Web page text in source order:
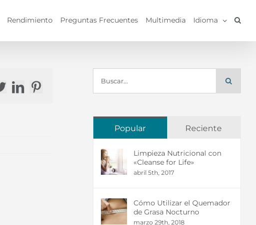
Rendimiento Preguntas Frecuentes Multimedia Idioma
LinkedIn
Pinterest
Popular Reciente
Limpieza Nutricional con
«Cleanse for Life»
abril 5th, 2017
Cómo Utilizar el Quemador
de Grasa Nocturno
marzo 29th, 2018